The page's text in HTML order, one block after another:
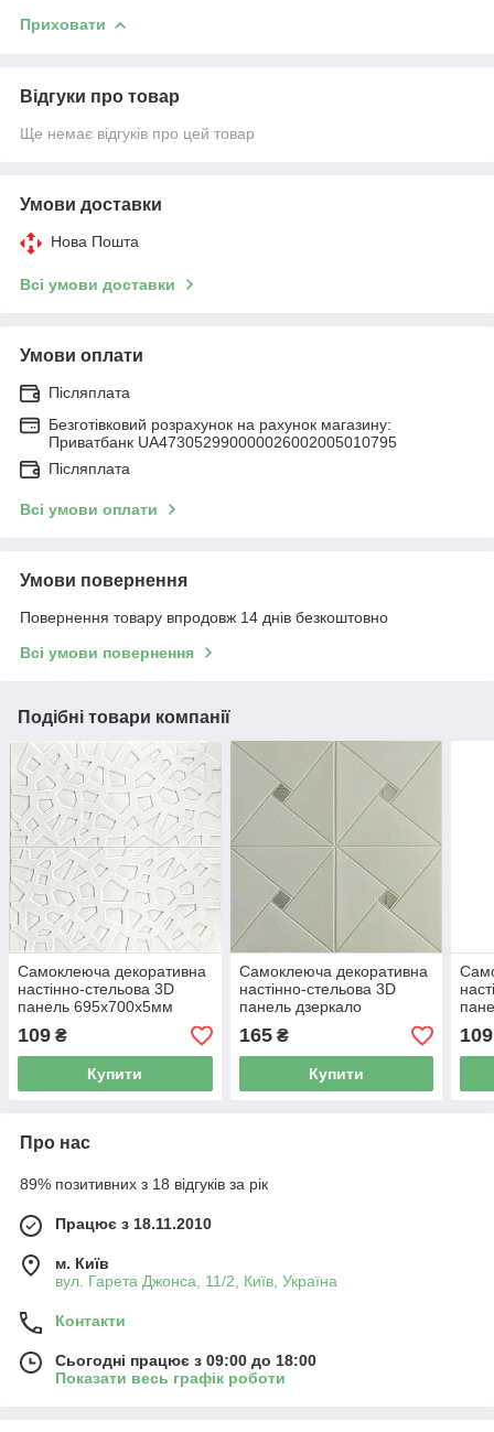
Приховати
Відгуки про товар
Ще немає відгуків про цей товар
Умови доставки
Нова Пошта
Всі умови доставки
Умови оплати
Післяплата
Безготівковий розрахунок на рахунок магазину:
Приватбанк UA473052990000026002005010795
Післяплата
Всі умови оплати
Умови повернення
Повернення товару впродовж 14 днів безкоштовно
Всі умови повернення
Подібні товари компанії
Самоклеюча декоративна
настінно-стельова 3D
панель 695х700х5мм
Павутина (115) SW-
00000007
109 ₴
Купити
Самоклеюча декоративна
настінно-стельова 3D
панель дзеркало
700х700х6.5мм (172) SW-
00000183
165₴
Купити
109
Про нас
89% позитивних з 18 відгуків за рік
Працює з 18.11.2010
м. Київ
вул. Гарета Джонса, 11/2, Київ, Україна
Контакти
Сьогодні працює з 09:00 до 18:00
Показати весь графік роботи